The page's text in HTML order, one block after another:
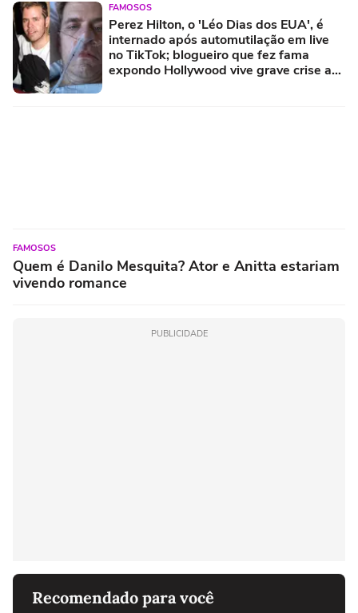
FAMOSOS
Perez Hilton, o 'Léo Dias dos EUA', é
internado após automutilação em live
no TikTok; blogueiro que fez fama
expondo Hollywood vive grave crise aos
FAMOSOS
Quem é Danilo Mesquita? Ator e Anitta estariam
vivendo romance
PUBLICIDADE
Recomendado para você